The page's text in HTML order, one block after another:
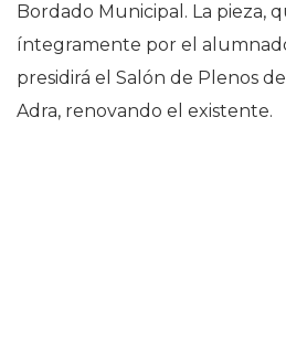
Bordado Municipal. La pieza,
íntegramente por el
presidirá el Salón de Plenos
Adra, renovando el existente.